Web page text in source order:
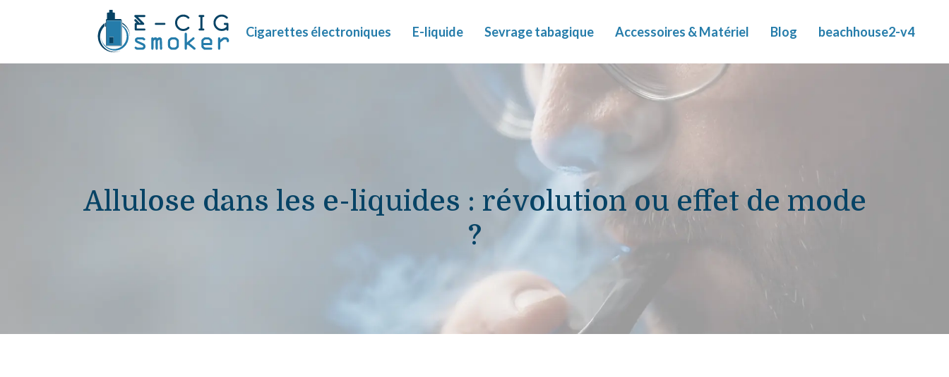
Cigarettes électroniques E-liquide Sevrage tabagique Accessoires & Matériel Blog beachhouse2-v4
Allulose dans les e-liquides : révolution ou effet de mode
?